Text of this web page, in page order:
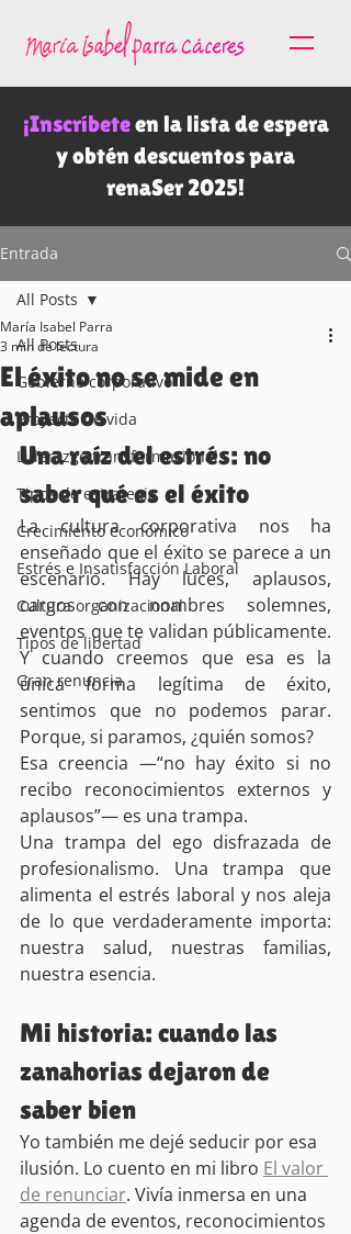
¡Inscríbeteen la lista de espera
y obtén descuentos para
renaSer 2025!
Entrada
All Posts
Gobierno corporativo
Proyecto de vida
Liderazgo transformacional
Tipos de estrategia
Crecimiento económico
Estrés e Insatisfacción Laboral
Cultura organizacional
Tipos de libertad
Gran renuncia
All Posts
El éxito no se mide en
aplausos
María Isabel Parra
3 min de lectura
Una raíz del estrés: no
saber qué es el éxito
La cultura corporativa nos ha
enseñado que el éxito se parece a un
escenario. Hay luces, aplausos,
cargos con nombres solemnes,
eventos que te validan públicamente.
Y cuando creemos que esa es la
única forma legítima de éxito,
sentimos que no podemos parar.
Porque, si paramos, ¿quién somos?
Esa creencia —“no hay éxito si no
recibo reconocimientos externos y
aplausos”— es una trampa.
Una trampa del ego disfrazada de
profesionalismo. Una trampa que
alimenta el estrés laboral y nos aleja
de lo que verdaderamente importa:
nuestra salud, nuestras familias,
nuestra esencia.
Mi historia: cuando las
zanahorias dejaron de
saber bien
Yo también me dejé seducir por esa
ilusión. Lo cuento en mi libro El valor
de renunciar. Vivía inmersa en una
agenda de eventos, reconocimientos